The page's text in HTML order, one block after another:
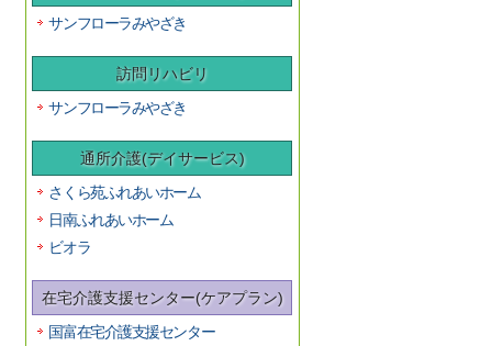
サンフローラみやざき
訪問リハビリ
サンフローラみやざき
通所介護(デイサービス)
さくら苑ふれあいホーム
日南ふれあいホーム
ビオラ
在宅介護支援センター(ケアプラン)
国富在宅介護支援センター